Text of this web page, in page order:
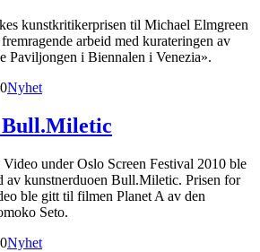
kunstkritikerprisen til Michael Elmgreen
arbeid med kurateringen av
Paviljongen i Biennalen i Venezia».
Nyhet
Bull.Miletic
under Oslo Screen Festival 2010 ble
av kunstnerduoen Bull.Miletic. Prisen for
ble gitt til filmen Planet A av den
Seto.
Nyhet